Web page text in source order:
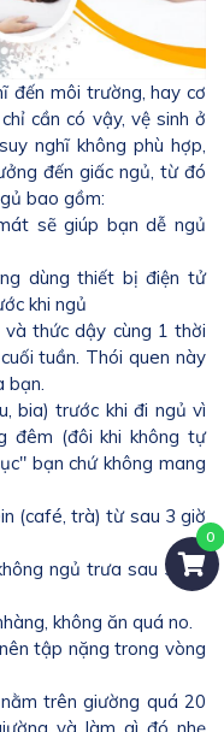
đến môi trường, hay cơ
cần có vậy, vệ sinh ở
nghĩ không phù hợp,
đến giấc ngủ, từ đó
bao gồm:
sẽ giúp bạn dễ ngủ
dùng thiết bị điện tử
khi ngủ
thức dậy cùng 1 thời
tuần. Thói quen này
bạn.
bia) trước khi đi ngủ vì
đêm (đôi khi không tự
bạn chứ không mang
(café, trà) từ sau 3 giờ
ngủ trưa sau 3 giờ
không ăn quá no.
tập nặng trong vòng
trên giường quá 20